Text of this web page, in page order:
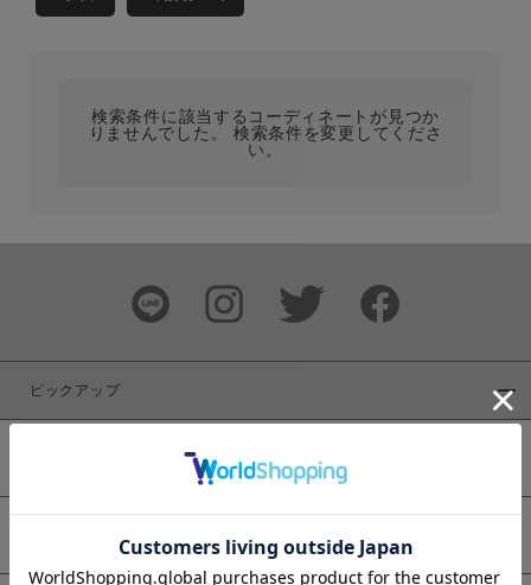
ブランド
検索条件に該当するコーディネートが見つか
りませんでした。 検索条件を変更してくださ
い。
ピックアップ